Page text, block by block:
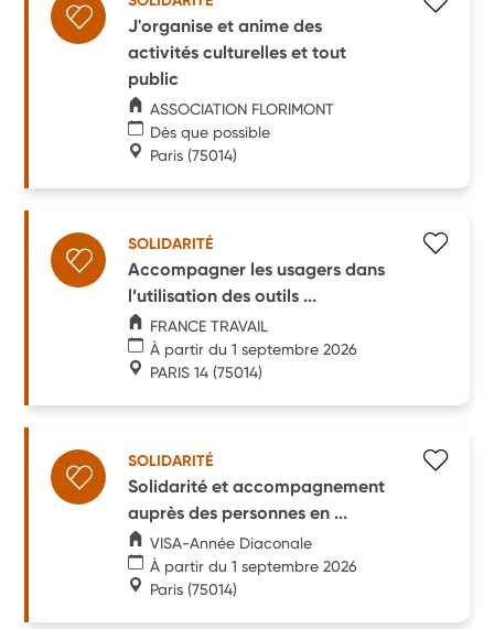
J'organise et anime des
activités culturelles et tout
public
ASSOCIATION FLORIMONT
Dès que possible
Paris (75014)
SOLIDARITÉ
Accompagner les usagers dans
l’utilisation des outils ...
FRANCE TRAVAIL
À partir du 1 septembre 2026
PARIS 14 (75014)
SOLIDARITÉ
Solidarité et accompagnement
auprès des personnes en ...
VISA-Année Diaconale
À partir du 1 septembre 2026
Paris (75014)